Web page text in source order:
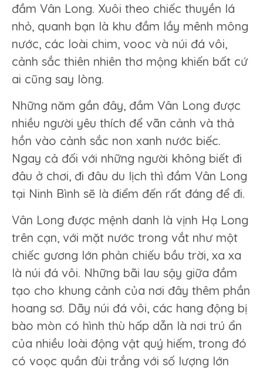
đầm Vân Long. Xuôi theo chiếc thuyền lá
nhỏ, quanh bạn là khu đầm lầy mênh mông
nước, các loài chim, vooc và núi đá vôi,
cảnh sắc thiên nhiên thơ mộng khiến bất cứ
ai cũng say lòng.
Những năm gần đây, đầm Vân Long được
nhiều người yêu thích để vãn cảnh và thả
hồn vào cảnh sắc non xanh nước biếc.
Ngay cả đối với những người không biết đi
đâu ở chơi, đi đâu du lịch thì đầm Vân Long
tại Ninh Bình sẽ là điểm đến rất đáng để đi.
Vân Long được mệnh danh là vịnh Hạ Long
trên cạn, với mặt nước trong vắt như một
chiếc gương lớn phản chiếu bầu trời, xa xa
là núi đá vôi. Những bãi lau sậy giữa đầm
tạo cho khung cảnh của nơi đây thêm phần
hoang sơ. Dãy núi đá vôi, các hang động bị
bào mòn có hình thù hấp dẫn là nơi trú ẩn
của nhiều loài động vật quý hiếm, trong đó
có voọc quần đùi trắng với số lượng lớn